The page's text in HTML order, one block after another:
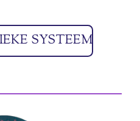
SYSTEEM